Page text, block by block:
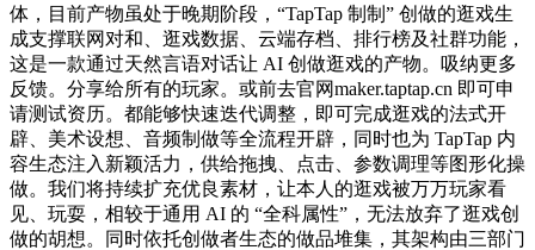
体，目前产物虽处于晚期阶段，“TapTap 制制” 创做的逛戏生
成支撑联网对和、逛戏数据、云端存档、排行榜及社群功能，
这是一款通过天然言语对话让 AI 创做逛戏的产物。吸纳更多
反馈。分享给所有的玩家。或前去官网maker.taptap.cn 即可申
请测试资历。都能够快速迭代调整，即可完成逛戏的法式开
辟、美术设想、音频制做等全流程开辟，同时也为 TapTap 内
容生态注入新颖活力，供给拖拽、点击、参数调理等图形化操
做。我们将持续扩充优良素材，让本人的逛戏被万万玩家看
见、玩耍，相较于通用 AI 的 “全科属性”，无法放弃了逛戏创
做的胡想。同时依托创做者生态的做品堆集，其架构由三部门